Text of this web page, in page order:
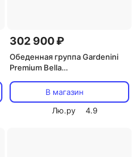
302 900 ₽
Обеденная группа Gardenini
Premium Bella
Белый,Бежевый,Светлое
дерево) арт.DPBLL.020218.C4
В магазин
Лю.ру
4.9